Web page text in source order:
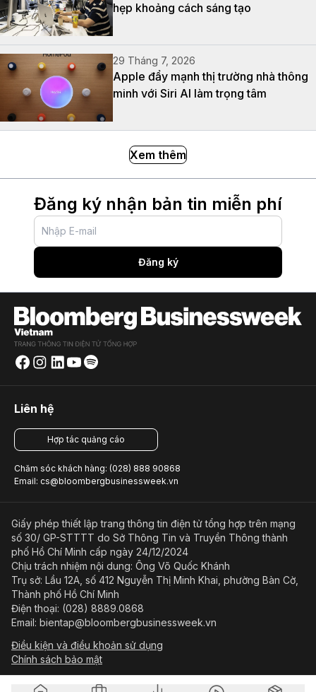
hẹp khoảng cách sáng tạo
29 Tháng 7, 2026
Apple đẩy mạnh thị trường nhà thông
minh với Siri AI làm trọng tâm
Xem thêm
Đăng ký nhận bản tin miễn phí
Đăng ký
Liên hệ
Hợp tác quảng cáo
Chăm sóc khách hàng: (028) 888 90868
Email: cs@bloombergbusinessweek.vn
Giấy phép thiết lập trang thông tin điện tử tổng hợp trên mạng
số 30/ GP-STTTT do Sở Thông Tin và Truyền Thông thành
phố Hồ Chí Minh cấp ngày 24/12/2024
Chịu trách nhiệm nội dung: Ông Võ Quốc Khánh
Trụ sở: Lầu 12A, số 412 Nguyễn Thị Minh Khai, phường Bàn Cờ,
Thành phố Hồ Chí Minh
Điện thoại: (028) 8889.0868
Email: bientap@bloombergbusinessweek.vn
Điều kiện và điều khoản sử dụng
Chính sách bảo mật
© Copyright 2023-2026 Công ty Cổ phần Beacon Asia Media